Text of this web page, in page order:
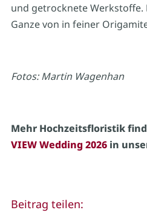
und getrocknete Werkstoffe.
Ganze von in feiner
Fotos: Martin Wagenhan
Mehr Hochzeitsfloristik
VIEW Wedding 2026in
Beitrag teilen: